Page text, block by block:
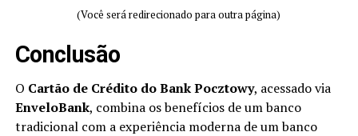
(Você será redirecionado para outra página)
Conclusão
O Cartão de Crédito do Bank Pocztowy, acessado via
EnveloBank, combina os benefícios de um banco
tradicional com a experiência moderna de um banco